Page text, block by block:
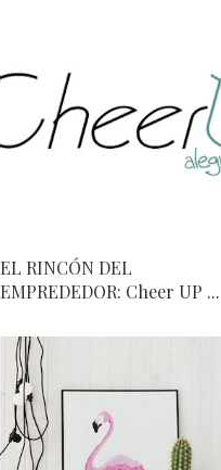
EL RINCÓN DEL
EMPREDEDOR: Cheer UP ...